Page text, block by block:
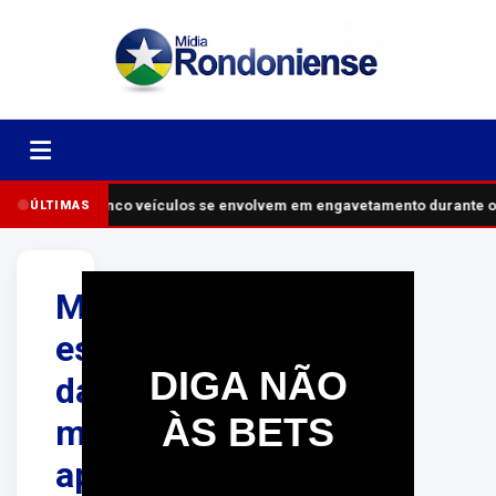
ÚLTIMAS Cinco veículos se envolvem em engavetamento durante
Motociclista
escapa
da
morte
após
DIGA NÃO
ÀS BETS